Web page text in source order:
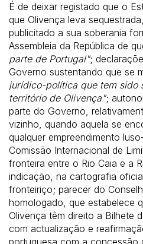
É de deixar registado que o
que Olivença leva
publicitado a sua soberania
Assembleia da República de
parte de Portugal";
Governo sustentando que se
jurídico-política que tem sido
território de Olivença";
parte do Governo,
vizinho, quando aquela se
qualquer empreendimento
Comissão Internacional de
fronteira entre o Rio Caia e a
indicação, na cartografia
fronteiriço; parecer do
homologado, que estabelece
Olivença têm direito a Bilhete
com actualização e